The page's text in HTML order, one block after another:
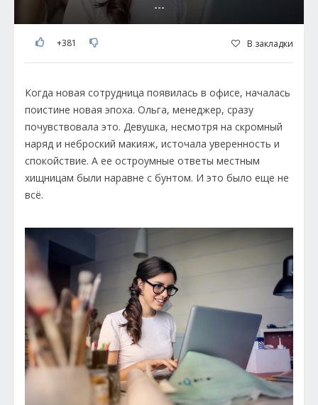
---
+381 В закладки
Когда новая сотрудница появилась в офисе, началась
поистине новая эпоха. Ольга, менеджер, сразу
почувствовала это. Девушка, несмотря на скромный
наряд и неброский макияж, источала уверенность и
спокойствие. А ее остроумные ответы местным
хищницам были наравне с бунтом. И это было еще не
всё.